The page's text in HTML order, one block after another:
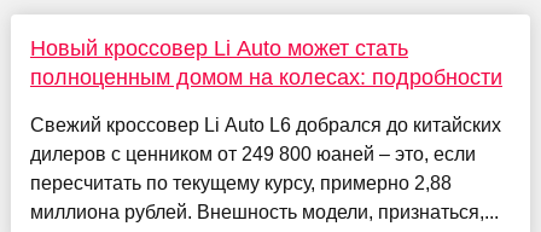
Новый кроссовер Li Auto может стать
полноценным домом на колесах: подробности
Свежий кроссовер Li Auto L6 добрался до китайских
дилеров с ценником от 249 800 юаней – это, если
пересчитать по текущему курсу, примерно 2,88
миллиона рублей. Внешность модели, признаться,...